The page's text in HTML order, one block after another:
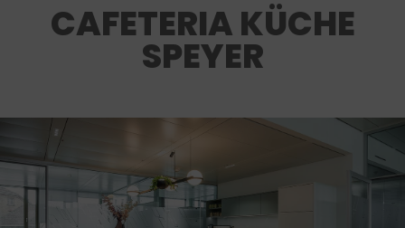
CAFETERIA KÜCHE
SPEYER